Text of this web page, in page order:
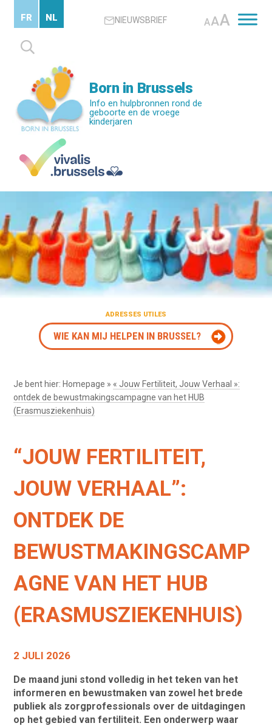
content
NIEUWSBRIEF AAA
Zoeken
naar:
FR NL
Born in Brussels
Info en hulpbronnen rond de
geboorte en de vroege
kinderjaren
ADRESSES UTILES
WIE KAN MIJ HELPEN IN BRUSSEL?
Je bent hier: Homepage » « Jouw Fertiliteit, Jouw Verhaal »:
ontdek de bewustmakingscampagne van het HUB
(Erasmusziekenhuis)
“JOUW FERTILITEIT,
JOUW VERHAAL”:
ONTDEK DE
BEWUSTMAKINGSCAMP
AGNE VAN HET HUB
(ERASMUSZIEKENHUIS)
2 JULI 2026
De maand juni stond volledig in het teken van het
informeren en bewustmaken van zowel het brede
publiek als zorgprofessionals over de uitdagingen
op het gebied van fertiliteit. Een onderwerp waar